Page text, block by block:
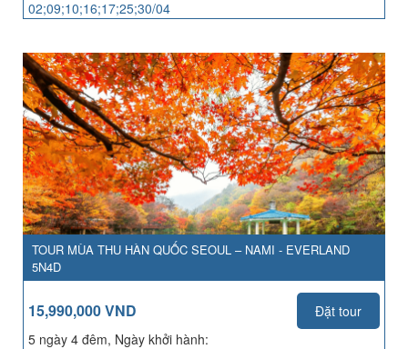
02;09;10;16;17;25;30/04
TOUR MÙA THU HÀN QUỐC SEOUL – NAMI - EVERLAND
5N4D
15,990,000 VND
Đặt tour
5 ngày 4 đêm, Ngày khởi hành: